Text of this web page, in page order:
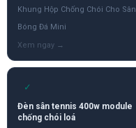
Khung Hộp Chống Chói Cho Sân
Bóng Đá Mini
✓
Đèn sân tennis 400w module
chống chói loá